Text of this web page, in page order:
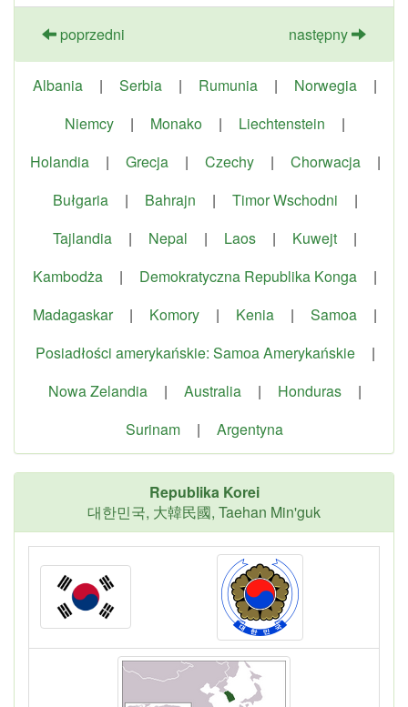
poprzedni następny
Albania | Serbia | Rumunia | Norwegia
|
Niemcy
| Monako | Liechtenstein
|
Holandia
| Grecja | Czechy | Chorwacja
|
Bułgaria
| Bahrajn | Timor Wschodni
|
Tajlandia
| Nepal | Laos | Kuwejt
|
Kambodża
| Demokratyczna Republika Konga
|
Madagaskar
| Komory | Kenia | Samoa
|
Posiadłości amerykańskie: Samoa Amerykańskie
|
Nowa Zelandia
| Australia | Honduras
|
Surinam
| Argentyna
Republika Korei
대한민국, 大韓民國, Taehan Min'guk